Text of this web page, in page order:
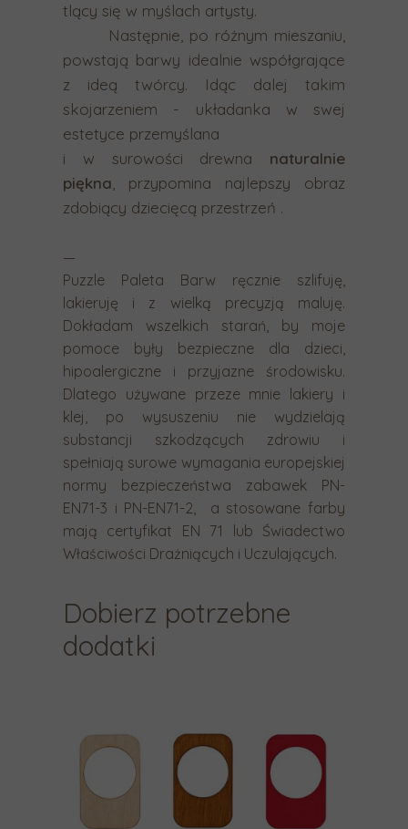
g
e
s
ó
d
o
t
o
w
y
c
h
i
g
s
t
w
z
tlący się w myślach artysty.
Następnie, po różnym mieszaniu,
powstają barwy idealnie współgrające
z ideą twórcy. Idąc dalej takim
skojarzeniem - układanka w swej
estetyce przemyślana
i w surowości drewna naturalnie
piękna , przypomina najlepszy obraz
zdobiący dziecięcą przestrzeń .
—
Puzzle Paleta Barw ręcznie szlifuję,
lakieruję i z wielką precyzją maluję.
Dokładam wszelkich starań, by moje
pomoce były bezpieczne dla dzieci,
hipoalergiczne i przyjazne środowisku.
Dlatego używane przeze mnie lakiery i
klej, po wysuszeniu nie wydzielają
substancji szkodzących zdrowiu i
spełniają surowe wymagania europejskiej
normy bezpieczeństwa zabawek PN-
EN71-3 i PN-EN71-2, a stosowane farby
mają certyfikat EN 71 lub Świadectwo
Właściwości Drażniących i Uczulających.
Dobierz potrzebne
dodatki